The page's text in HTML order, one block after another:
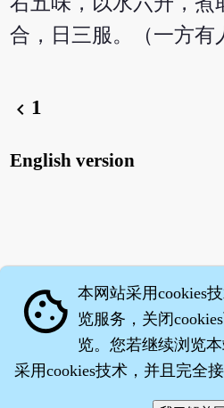
合，日三服。（一方有
chevron_left 1
English version
cookie 本网站采用cookies
览服务，关闭
览。您若继续浏览
采用cookies技术，并且完全